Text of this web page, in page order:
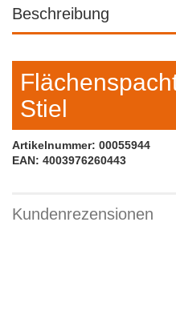
Beschreibung
Stiel
Artikelnummer: 00055944
EAN: 4003976260443
Kundenrezensionen